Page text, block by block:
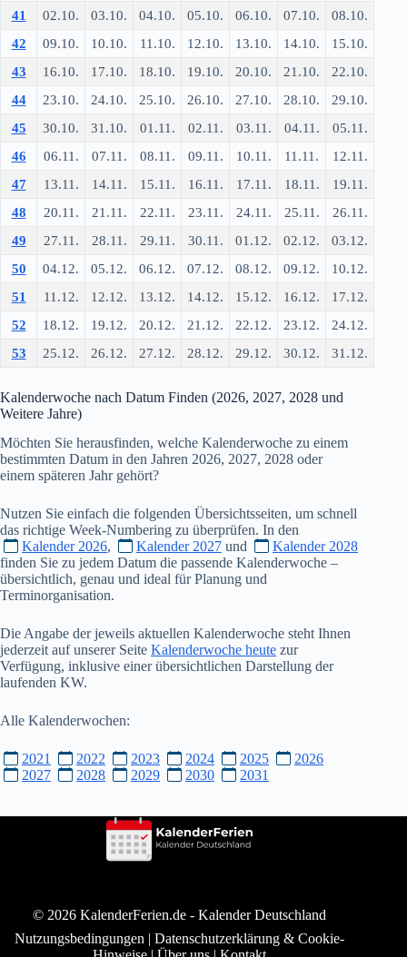
41
02.10. 03.10. 04.10. 05.10. 06.10. 07.10.
08.10.
42
09.10. 10.10. 11.10. 12.10. 13.10. 14.10.
15.10.
43
16.10. 17.10. 18.10. 19.10. 20.10. 21.10.
22.10.
44
23.10. 24.10. 25.10. 26.10. 27.10. 28.10.
29.10.
45
30.10. 31.10. 01.11. 02.11. 03.11. 04.11.
05.11.
46
06.11. 07.11. 08.11. 09.11. 10.11. 11.11.
12.11.
47
13.11. 14.11. 15.11. 16.11. 17.11. 18.11.
19.11.
48
20.11. 21.11. 22.11. 23.11. 24.11. 25.11.
26.11.
49
27.11. 28.11. 29.11. 30.11. 01.12. 02.12.
03.12.
50
04.12. 05.12. 06.12. 07.12. 08.12. 09.12.
10.12.
51
11.12. 12.12. 13.12. 14.12. 15.12. 16.12.
17.12.
52
18.12. 19.12. 20.12. 21.12. 22.12. 23.12.
24.12.
53
25.12. 26.12. 27.12. 28.12. 29.12. 30.12. 31.12.
Kalenderwoche nach Datum Finden (2026, 2027, 2028 und
Weitere Jahre)
Möchten Sie herausfinden, welche Kalenderwoche zu einem
bestimmten Datum in den Jahren 2026, 2027, 2028 oder
einem späteren Jahr gehört?
Nutzen Sie einfach die folgenden Übersichtsseiten, um schnell
das richtige Week-Numbering zu überprüfen. In den
Kalender 2026, Kalender 2027 und
Kalender 2028
finden Sie zu jedem Datum die passende Kalenderwoche –
übersichtlich, genau und ideal für Planung und
Terminorganisation.
Die Angabe der jeweils aktuellen Kalenderwoche steht Ihnen
jederzeit auf unserer Seite Kalenderwoche heute zur
Verfügung, inklusive einer übersichtlichen Darstellung der
laufenden KW.
Alle Kalenderwochen:
2021 2022 2023 2024 2025
2026
2027
2028 2029 2030 2031
© 2026 KalenderFerien.de - Kalender Deutschland
Nutzungsbedingungen | Datenschutzerklärung & Cookie-